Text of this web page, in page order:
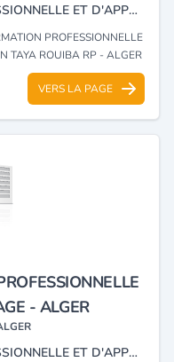
CENTRE DE FORMATION PROFESSIONNELLE ET D'APPRENTISSAGE RÉSIDENTIELLE ET APPRENTISSAGE.
PROFESSIONNELLE
TAYA ROUIBA RP - ALGER
VERS LA PAGE
- ALGER
CENTRE DE FORMATION PROFESSIONNELLE ET D'APPRENTISSAGE